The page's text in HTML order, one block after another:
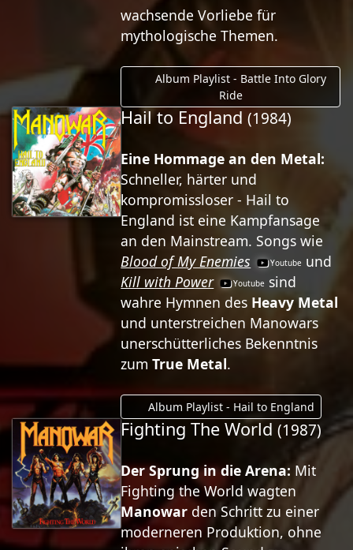
wachsende Vorliebe für
mythologische Themen.
Album Playlist - Battle Into Glory
Ride
Hail to England(1984)
Eine Hommage an den Metal:
Schneller, härter und
kompromissloser - Hail to
England ist eine Kampfansage
an den Mainstream. Songs wie
Blood of My Enemies
und
Kill with Power
sind
wahre Hymnen des Heavy Metal
und unterstreichen Manowars
unerschütterliches Bekenntnis
zumTrue Metal.
Album Playlist - Hail to England
Fighting The World(1987)
Der Sprung in die Arena: Mit
Fighting the World wagten
Manowar den Schritt zu einer
moderneren Produktion, ohne